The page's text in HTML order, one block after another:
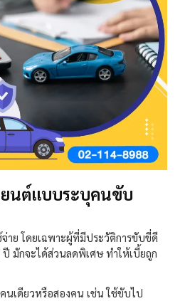
นต์แบบระบุคนขับ
าย โดยเฉพาะผู้ที่มีประวัติการขับขี่ดี
ปี มักจะได้ส่วนลดพิเศษ ทำให้เบี้ยถูก
เดียวหรือสองคน เช่น ใช้ขับไป